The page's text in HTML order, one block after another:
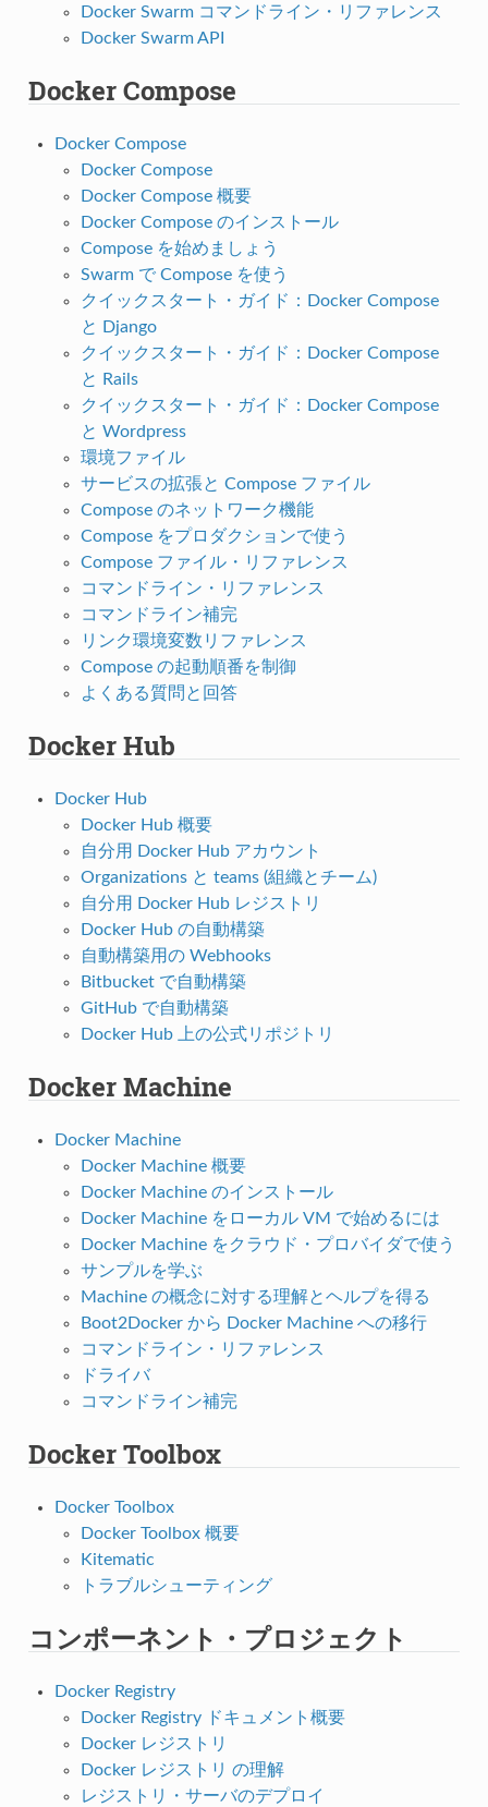
Docker Swarm コマンドライン・リファレンス
Docker Swarm API
Docker Compose
Docker Compose
Docker Compose
Docker Compose 概要
Docker Compose のインストール
Compose を始めましょう
Swarm で Compose を使う
クイックスタート・ガイド：Docker Compose
と Django
クイックスタート・ガイド：Docker Compose
と Rails
クイックスタート・ガイド：Docker Compose
と Wordpress
環境ファイル
サービスの拡張と Compose ファイル
Compose のネットワーク機能
Compose をプロダクションで使う
Compose ファイル・リファレンス
コマンドライン・リファレンス
コマンドライン補完
リンク環境変数リファレンス
Compose の起動順番を制御
よくある質問と回答
Docker Hub
Docker Hub
Docker Hub 概要
自分用 Docker Hub アカウント
Organizations と teams (組織とチーム)
自分用 Docker Hub レジストリ
Docker Hub の自動構築
自動構築用の Webhooks
Bitbucket で自動構築
GitHub で自動構築
Docker Hub 上の公式リポジトリ
Docker Machine
Docker Machine
Docker Machine 概要
Docker Machine のインストール
Docker Machine をローカル VM で始めるには
Docker Machine をクラウド・プロバイダで使う
サンプルを学ぶ
Machine の概念に対する理解とヘルプを得る
Boot2Docker から Docker Machine への移行
コマンドライン・リファレンス
ドライバ
コマンドライン補完
Docker Toolbox
Docker Toolbox
Docker Toolbox 概要
Kitematic
トラブルシューティング
コンポーネント・プロジェクト
Docker Registry
Docker Registry ドキュメント概要
Docker レジストリ
Docker レジストリ の理解
レジストリ・サーバのデプロイ